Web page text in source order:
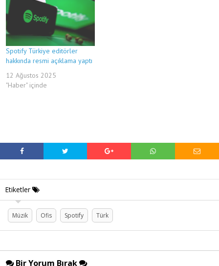
Spotify Türkiye editörler
hakkında resmi açıklama yaptı
12 Ağustos 2025
"Haber" içinde
Etiketler
Müzik Ofis Spotify Türk
Bir Yorum Bırak